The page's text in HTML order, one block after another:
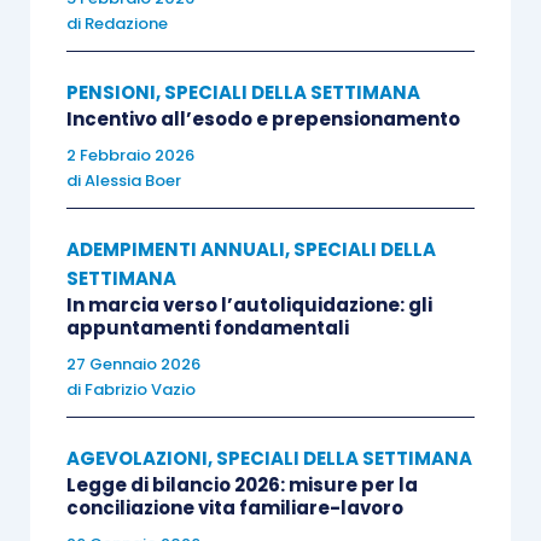
D.Lgs. 81/2015, il quale è attuato
diploma professionale, il diploma di
istruzione secondaria superiore e il
certificato di specializzazione tecnica
superiore;
l’apprendistato professionalizzante,
articolo 44, D.Lgs. 81/2015, che mira a
conseguire la qualificazione
l’apprendistato di III livello, ai sensi
dell’articolo 45, D.Lgs. 81/2015, che è
stipulato con l’obiettivo di conseguire
titoli di studio universitari e dell’alta
formazione, compresi i dottorati di
di Redazione
PENSIONI,SPECIALI DELLA SETTIMANA
Incentivo all’esodo e prepensionamento
2 Febbraio 2026
diAlessia Boer
ADEMPIMENTI ANNUALI,SPECIALI DELLA
SETTIMANA
In marcia verso l’autoliquidazione: gli
appuntamenti fondamentali
27 Gennaio 2026
di Fabrizio Vazio
AGEVOLAZIONI,SPECIALI DELLA SETTIMANA
Legge di bilancio 2026: misure per la
conciliazione vita familiare-lavoro